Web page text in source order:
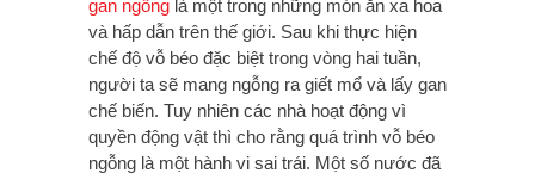
gan ngỗng là một trong những món ăn xa hoa
và hấp dẫn trên thế giới. Sau khi thực hiện
chế độ vỗ béo đặc biệt trong vòng hai tuần,
người ta sẽ mang ngỗng ra giết mổ và lấy gan
chế biến. Tuy nhiên các nhà hoạt động vì
quyền động vật thì cho rằng quá trình vỗ béo
ngỗng là một hành vi sai trái. Một số nước đã